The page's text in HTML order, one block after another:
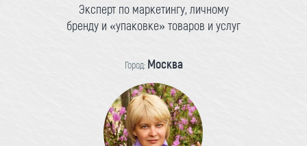
Эксперт по маркетингу, личному
бренду и «упаковке» товаров и услуг
Город: Москва